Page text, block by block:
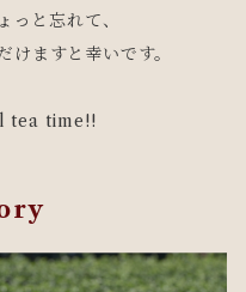
っと忘れて、
けますと幸いです。
tea time!!